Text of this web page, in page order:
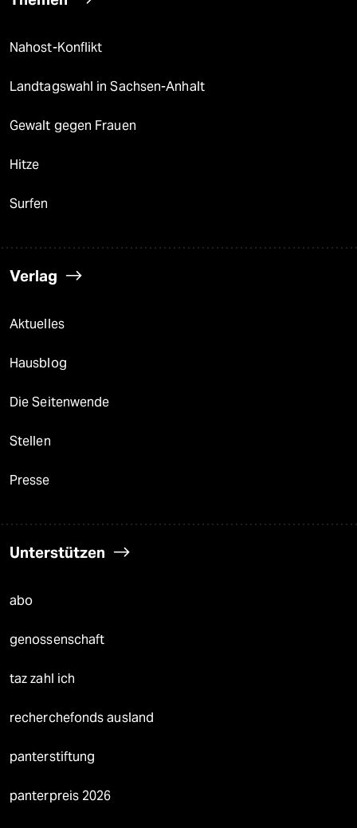
Nahost-Konflikt
Landtagswahl in Sachsen-Anhalt
Gewalt gegen Frauen
Hitze
Surfen
Verlag
Aktuelles
Hausblog
Die Seitenwende
Stellen
Presse
Unterstützen
abo
genossenschaft
taz zahl ich
recherchefonds ausland
panterstiftung
panterpreis 2026